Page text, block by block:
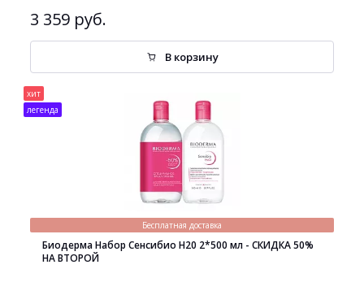
3 359 руб.
В корзину
хит
легенда
Бесплатная доставка
Биодерма Набор Сенсибио H20 2*500 мл - СКИДКА 50%
НА ВТОРОЙ